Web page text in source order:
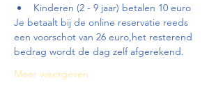
Kinderen (2 - 9 jaar) betalen 10 euro
Je betaalt bij de online reservatie reeds
een voorschot van 26 euro,het resterend
bedrag wordt de dag zelf afgerekend.
Meer weergeven